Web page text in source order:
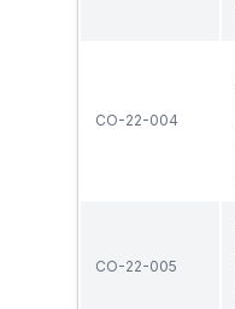
CO-22-004
CO-22-005